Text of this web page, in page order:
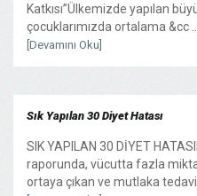
Katkısı”Ülkemizde yapılan
çocuklarımızda ortalama &cc ...
[Devamını Oku]
Sık Yapılan 30 Diyet Hatası
SIK YAPILAN 30 DİYET
raporunda, vücutta fazla
ortaya çıkan ve mutlaka tedavi